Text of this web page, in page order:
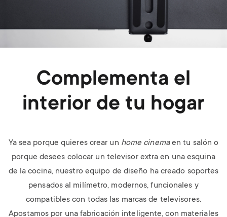
Complementa el
interior de tu hogar
Ya sea porque quieres crear un home cinemaen tu salón o
porque desees colocar un televisor extra en una esquina
de la cocina, nuestro equipo de diseño ha creado soportes
pensados al milímetro, modernos, funcionales y
compatibles con todas las marcas de televisores.
Apostamos por una fabricación inteligente, con materiales